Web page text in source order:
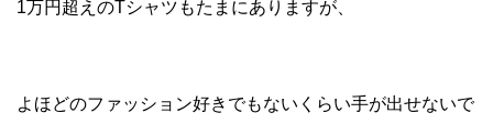
1万円超えのTシャツもたまにありますが、
よほどのファッション好きでもないくらい手が出せないで